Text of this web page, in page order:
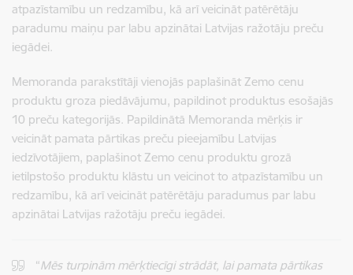
atpazīstamību un redzamību, kā arī veicināt patērētāju
paradumu maiņu par labu apzinātai Latvijas ražotāju preču
iegādei.
Memoranda parakstītāji vienojās paplašināt Zemo cenu
produktu groza piedāvājumu, papildinot produktus esošajās
10 preču kategorijās. Papildinātā Memoranda mērķis ir
veicināt pamata pārtikas preču pieejamību Latvijas
iedzīvotājiem, paplašinot Zemo cenu produktu grozā
ietilpstošo produktu klāstu un veicinot to atpazīstamību un
redzamību, kā arī veicināt patērētāju paradumus par labu
apzinātai Latvijas ražotāju preču iegādei.
“Mēs turpinām mērķtiecīgi strādāt, lai pamata pārtikas